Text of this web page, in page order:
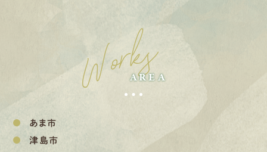
Works
AREA
あま市
津島市